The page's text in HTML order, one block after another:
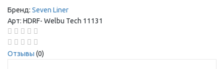
Бренд: Seven Liner
Арт: HDRF- Welbu Tech 11131
Отзывы (0)